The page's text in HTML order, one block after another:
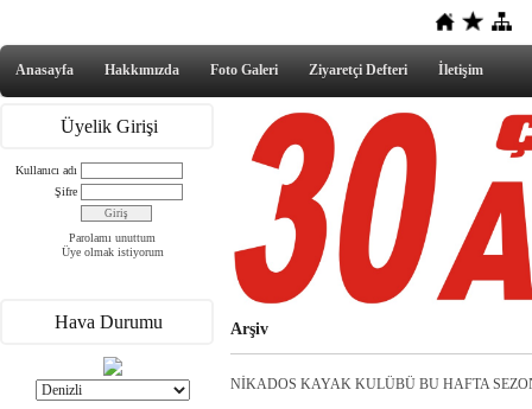
Anasayfa Hakkımızda Foto Galeri Ziyaretçi Defteri İletişim
Üyelik Girişi
Kullanıcı adı
Şifre
Parolamı unuttum
Üye olmak istiyorum
Hava Durumu Arşiv
NİKADOS KAYAK KULÜBÜ BU HAFTA